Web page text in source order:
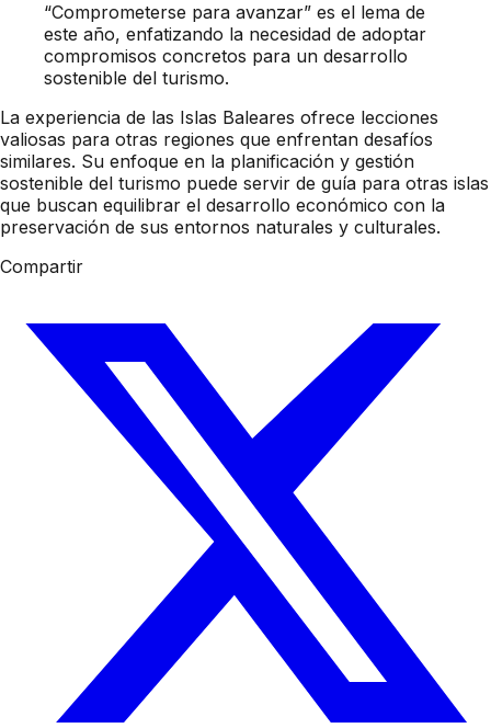
“Comprometerse para avanzar” es el lema de
este año, enfatizando la necesidad de adoptar
compromisos concretos para un desarrollo
sostenible del turismo.
La experiencia de las Islas Baleares ofrece lecciones
valiosas para otras regiones que enfrentan desafíos
similares. Su enfoque en la planificación y gestión
sostenible del turismo puede servir de guía para otras islas
que buscan equilibrar el desarrollo económico con la
preservación de sus entornos naturales y culturales.
Compartir